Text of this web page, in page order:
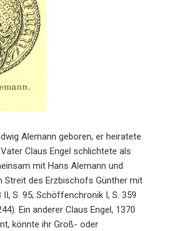
Alemann geboren, er heiratete
Claus Engel schlichtete als
mit Hans Alemann und
Streit des Erzbischofs Günther mit
II, S. 95; Schöffen­chronik I, S. 359
Ein anderer Claus Engel, 1370
könnte ihr Groß- oder